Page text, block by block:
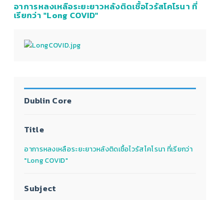
อาการหลงเหลือระยะยาวหลังติดเชื้อไวรัสโคโรนา ที่
เรียกว่า "Long COVID"
Dublin Core
Title
อาการหลงเหลือระยะยาวหลังติดเชื้อไวรัสโคโรนา ที่เรียกว่า
"Long COVID"
Subject